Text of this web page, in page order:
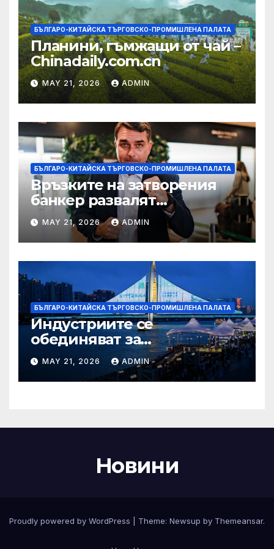
БЪЛГАРО-КИТАЙСКА ТЪРГОВСКО-ПРОМИШЛЕНА ПАЛАТА
Планини, гъмжащи от чай –
Chinadaily.com.cn
MAY 21, 2026 ADMIN
БЪЛГАРО-КИТАЙСКА ТЪРГОВСКО-ПРОМИШЛЕНА ПАЛАТА
Връзките на затворения
банкер развалят
надеждите на Флавио
Болсонаро за президент на
Бразилия
MAY 21, 2026 ADMIN
БЪЛГАРО-КИТАЙСКА ТЪРГОВСКО-ПРОМИШЛЕНА ПАЛАТА
Индустриите се
обединяват за
висококачествен растеж на
културния и
туристическия сектор
MAY 21, 2026 ADMIN
Новини
Proudly powered by WordPress Theme: Newsup by Themeansar.